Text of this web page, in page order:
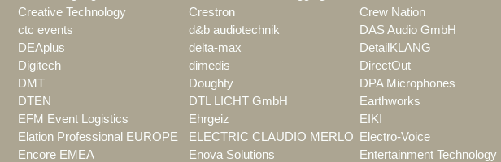
Creative Technology Crestron
Crew Nation
ctc events d&b audiotechnik
DAS Audio GmbH
DEAplus delta-max
DetailKLANG
Digitech dimedis
DirectOut
DMT Doughty
DPA Microphones
DTEN DTL LICHT GmbH
Earthworks
EFM Event Logistics Ehrgeiz
EIKI
Elation Professional EUROPE ELECTRIC CLAUDIO MERLO
Electro-Voice
Encore EMEA Enova Solutions
Entertainment Technology